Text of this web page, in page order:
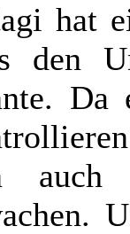
hat
den
Da
auch